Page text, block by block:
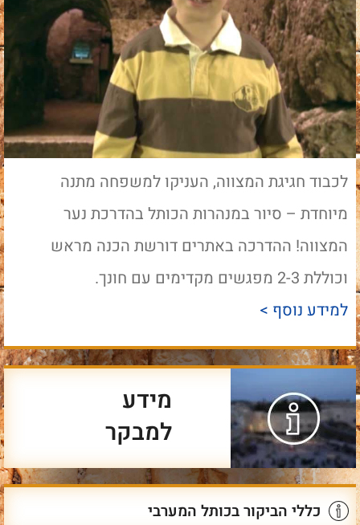
לכבוד חגיגת המצווה, העניקו למשפחה מתנה
מיוחדת – סיור במנהרות הכותל בהדרכת נער
המצווה! ההדרכה באתרים דורשת הכנה מראש
וכוללת 2-3 מפגשים מקדימים עם חונך.
למידע נוסף >
מידע
למבקר
כללי הביקור בכותל המערבי